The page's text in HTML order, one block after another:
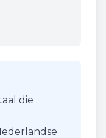
die